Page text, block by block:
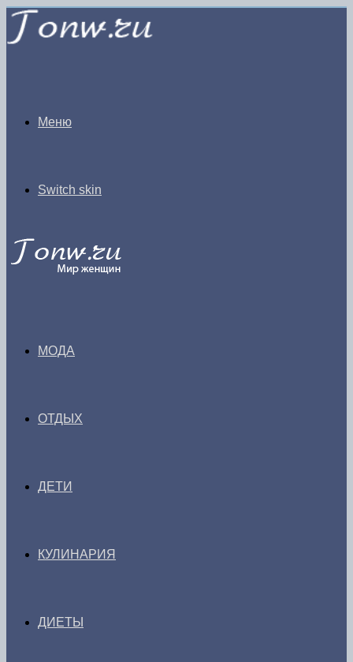
Меню
Switch skin
МОДА
ОТДЫХ
ДЕТИ
КУЛИНАРИЯ
ДИЕТЫ